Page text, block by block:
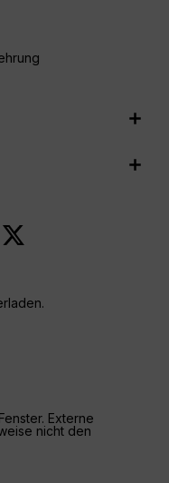
Externe
nicht den